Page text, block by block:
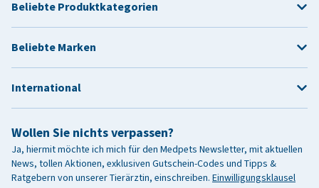
Wollen Sie nichts verpassen?
Ja, hiermit möchte ich mich für den Medpets Newsletter, mit aktuellen
News, tollen Aktionen, exklusiven Gutschein-Codes und Tipps &
Ratgebern von unserer Tierärztin, einschreiben. Einwilligungsklausel
Beliebte Produktkategorien
Beliebte Marken
International